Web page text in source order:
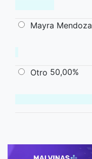
Mayra Mendoza
Otro 50,00%